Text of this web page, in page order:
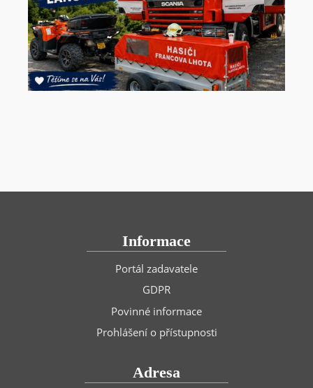
Informace
Portál zadavatele
GDPR
Povinné informace
Prohlášení o přístupnosti
Adresa